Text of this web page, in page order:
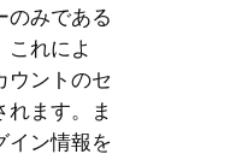
のみである
これによ
ウントのセ
れます。ま
イン情報を